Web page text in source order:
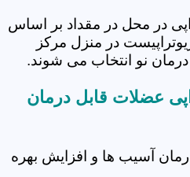
در محل در مقداد بر اساس
در منزل مرکز
نو انتخاب می شوند.
عضلات قابل درمان
آسیب ها و افزایش بهره